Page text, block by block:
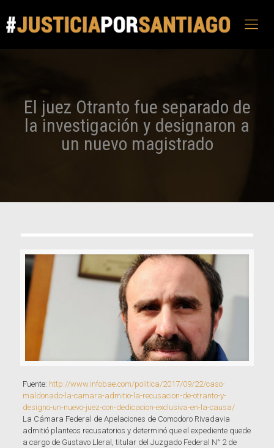
El juez Otranto fue separado de
la investigación y designaron a
un nuevo magistrado
Fuente: http://www.infobae.com/politica/2017/09/22/caso-
maldonado-la-camara-admitio-la-recusacion-de-otranto-y-
designo-un-nuevo-juez-con-dedicacion-exclusiva-en-la-causa/
La Cámara Federal de Apelaciones de Comodoro Rivadavia
admitió planteos recusatorios y determinó que el expediente quede
a cargo de Gustavo Lleral, titular del Juzgado Federal N° 2 de